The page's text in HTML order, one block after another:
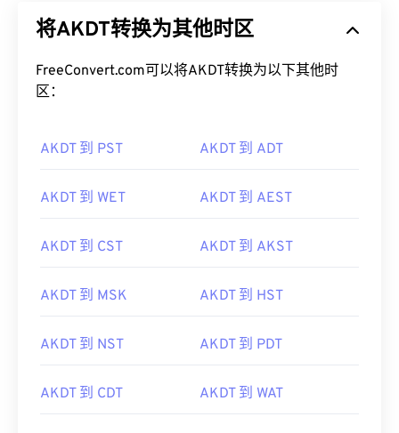
将AKDT转换为其他时区
FreeConvert.com可以将AKDT转换为以下其他时
区：
AKDT 到 PST AKDT 到 ADT
AKDT 到 WET AKDT 到 AEST
AKDT 到 CST AKDT 到 AKST
AKDT 到 MSK AKDT 到 HST
AKDT 到 NST AKDT 到 PDT
AKDT 到 CDT AKDT 到 WAT